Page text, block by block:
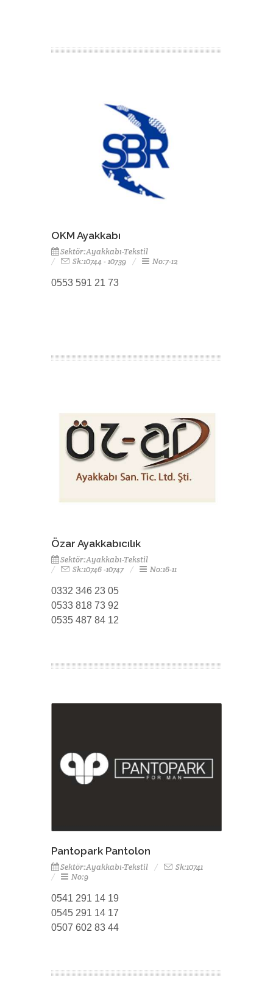
OKM Ayakkabı
Sektör:Ayakkabı-Tekstil
Sk:10744 - 10739
No:7-12
0553 591 21 73
Özar Ayakkabıcılık
Sektör:Ayakkabı-Tekstil
Sk:10746 -10747
No:16-11
0332 346 23 05
0533 818 73 92
0535 487 84 12
Pantopark Pantolon
Sektör:Ayakkabı-Tekstil
Sk:10741
No:9
0541 291 14 19
0545 291 14 17
0507 602 83 44